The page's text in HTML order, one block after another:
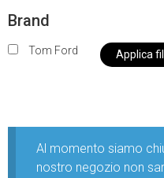
Brand
Tom Ford Applica
Al momento siamo
nostro negozio non